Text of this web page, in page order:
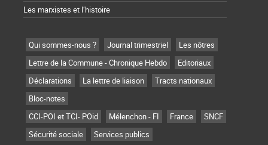
Les marxistes et l’histoire
Qui sommes-nous ? Journal trimestriel
Les nôtres
Lettre de la Commune - Chronique Hebdo
Editoriaux
Déclarations
La lettre de liaison
Tracts nationaux
Bloc-notes
CCI-POI et TCI- POid
Mélenchon - FI France
SNCF
Sécurité sociale
Services publics